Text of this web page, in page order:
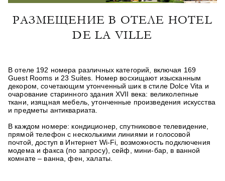
РАЗМЕЩЕНИЕ В ОТЕЛЕ HOTEL
DE LA VILLE
В отеле 192 номера различных категорий, включая 169
Guest Rooms и 23Suites . Номер восхищают изысканным
декором, сочетающим утонченный шик в стиле Dolce Vita и
очарование старинного здания XVII века: великолепные
ткани, изящная мебель, утонченные произведения искусства
и предметы антиквариата.
В каждом номере: кондиционер, спутниковое телевидение,
прямой телефон с несколькими линиями и голосовой
почтой, доступ в Интернет Wi-Fi, возможность подключения
модема и факса (по запросу), сейф, мини-бар, в ванной
комнате – ванна, фен, халаты.